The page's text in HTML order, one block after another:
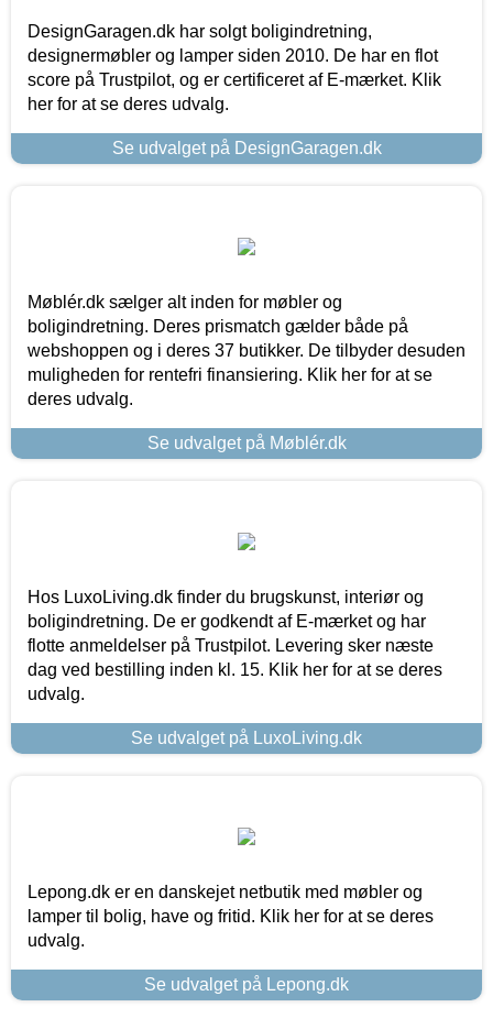
DesignGaragen.dk har solgt boligindretning,
designermøbler og lamper siden 2010. De har en flot
score på Trustpilot, og er certificeret af E-mærket. Klik
her for at se deres udvalg.
Se udvalget på DesignGaragen.dk
Møblér.dk sælger alt inden for møbler og
boligindretning. Deres prismatch gælder både på
webshoppen og i deres 37 butikker. De tilbyder desuden
muligheden for rentefri finansiering. Klik her for at se
deres udvalg.
Se udvalget på Møblér.dk
Hos LuxoLiving.dk finder du brugskunst, interiør og
boligindretning. De er godkendt af E-mærket og har
flotte anmeldelser på Trustpilot. Levering sker næste
dag ved bestilling inden kl. 15. Klik her for at se deres
udvalg.
Se udvalget på LuxoLiving.dk
Lepong.dk er en danskejet netbutik med møbler og
lamper til bolig, have og fritid. Klik her for at se deres
udvalg.
Se udvalget på Lepong.dk